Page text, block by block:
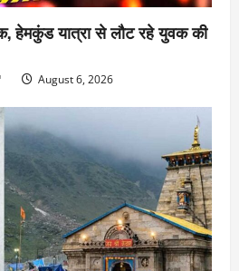
हेमकुंड यात्रा से लौट रहे युवक की
August 6, 2026